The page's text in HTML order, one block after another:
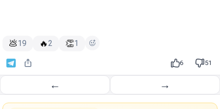
💩19 🔥2 👏1
6 51
← →